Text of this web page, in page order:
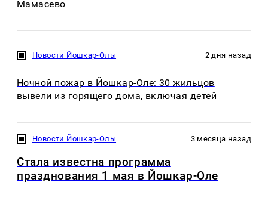
Мамасево
Новости Йошкар-Олы 2 дня назад
Ночной пожар в Йошкар-Оле: 30 жильцов
вывели из горящего дома, включая детей
Новости Йошкар-Олы 3 месяца назад
Стала известна программа
празднования 1 мая в Йошкар-Оле